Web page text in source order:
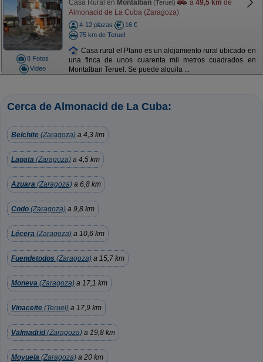
8 Fotos
Video
Casa Rural en Montalbán (Teruel) a 49,5 km de
Almonacid de La Cuba (Zaragoza)
4-12 plazas
16 €
75 km de Teruel
Casa rural el Plano es un alojamiento rural ubicado en
una finca de unos cuarenta mil metros cuadrados en
Montalban Teruel. Se puede alquila ...
Cerca de Almonacid de La Cuba:
Belchite (Zaragoza) a 4,3 km
Lagata (Zaragoza) a 4,5 km
Azuara (Zaragoza) a 6,8 km
Codo (Zaragoza) a 9,8 km
Lécera (Zaragoza) a 10,6 km
Fuendetodos (Zaragoza) a 15,7 km
Moneva (Zaragoza) a 17,1 km
Vinaceite (Teruel) a 17,9 km
Valmadrid(Zaragoza) a 19,8 km
Moyuela (Zaragoza) a 20 km